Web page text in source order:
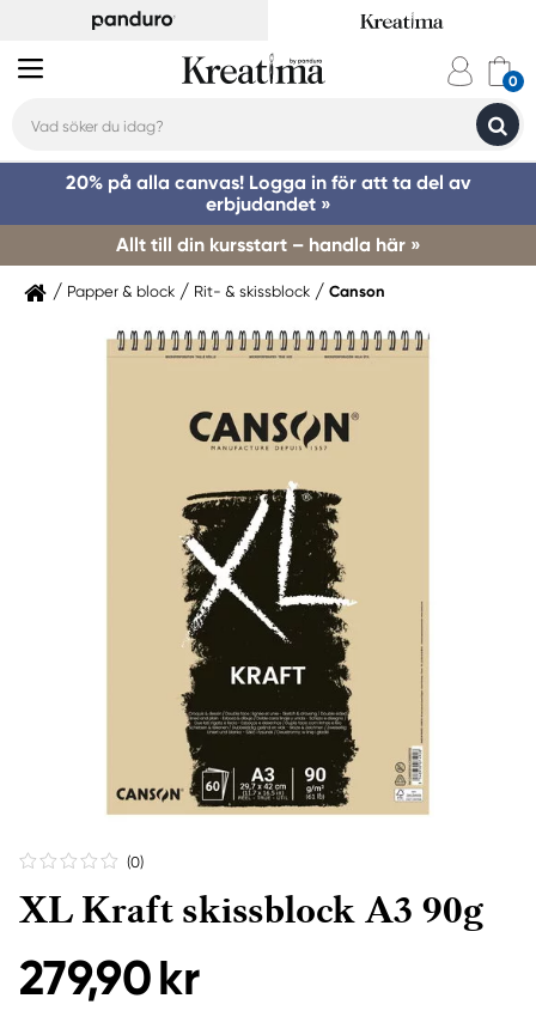
20% på alla canvas! Logga in för att ta del av
erbjudandet »
Allt till din kursstart – handla här »
Papper & block Rit- & skissblock Canson
(0)
XL Kraft skissblock A3 90g
279,90 kr